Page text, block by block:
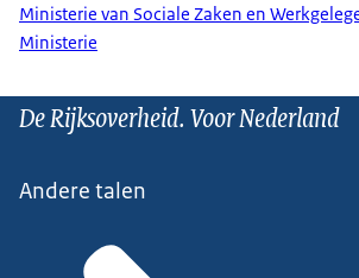
Ministerie van Sociale Zaken en
Ministerie
De Rijksoverheid. Voor Nederland
Andere talen